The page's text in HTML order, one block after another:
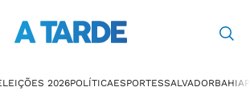
2026POLÍTICAESPORTESSALVADORBAHIA